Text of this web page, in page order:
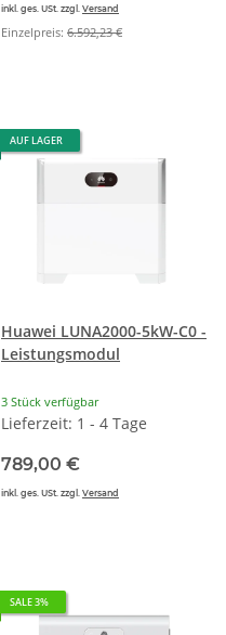
inkl. ges. USt. zzgl. Versand
Einzelpreis: 6.592,23 €
AUF LAGER
Huawei LUNA2000-5kW-C0 -
Leistungsmodul
3 Stück verfügbar
Lieferzeit: 1 - 4 Tage
789,00 €
inkl. ges. USt. zzgl. Versand
SALE 3%